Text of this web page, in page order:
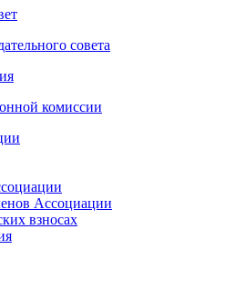
совета
комиссии
Ассоциации
взносах